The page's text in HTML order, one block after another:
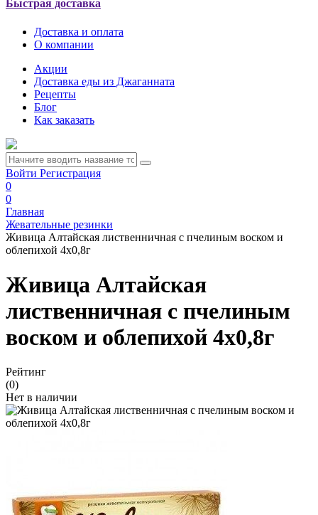
Быстрая доставка
Доставка и оплата
О компании
Акции
Доставка еды из Джаганната
Рецепты
Блог
Как заказать
Войти Регистрация
0
0
Главная
Жевательные резинки
Живица Алтайская лиственничная с пчелиным воском и
облепихой 4х0,8г
Живица Алтайская
лиственничная с пчелиным
воском и облепихой 4х0,8г
Рейтинг
(0)
Нет в наличии